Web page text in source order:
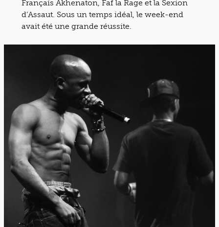
Français Akhenaton, Faf la Rage et la Sexion
d’Assaut. Sous un temps idéal, le week-end
avait été une grande réussite.